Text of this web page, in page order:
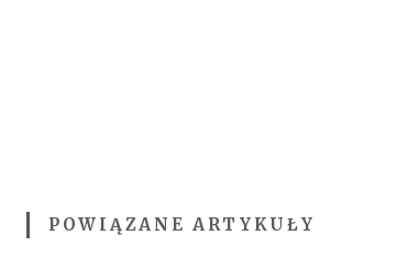
POWIĄZANE ARTYKUŁY